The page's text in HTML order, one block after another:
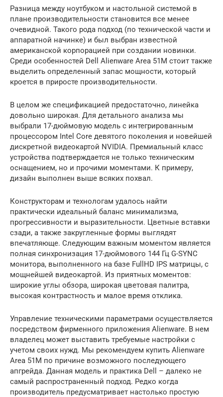
Разница между ноутбуком и настольной системой в
плане производительности становится все менее
очевидной. Такого рода подход (по технической части и
аппаратной начинке) и был выбран известной
американской корпорацией при создании новинки.
Среди особенностей Dell Alienware Area 51M стоит также
выделить определенный запас мощности, который
кроется в приросте производительности.
В целом же спецификацией предостаточно, линейка
довольно широкая. Для детального анализа мы
выбрали 17-дюймовую модель с интегрированным
процессором Intel Core девятого поколения и новейшей
дискретной видеокартой NVIDIA. Премиальный класс
устройства подтверждается не только техническим
оснащением, но и прочими моментами. К примеру,
дизайн выполнен выше всяких похвал.
Конструкторам и технологам удалось найти
практически идеальный баланс минимализма,
прогрессивности и выразительности. Цветные вставки
сзади, а также закругленные формы выглядят
впечатляюще. Следующим важным моментом является
полная синхронизация 17-дюймового 144 Гц G-SYNC
монитора, выполненного на базе FullHD IPS матрицы, с
мощнейшей видеокартой. Из приятных моментов:
широкие углы обзора, широкая цветовая палитра,
высокая контрастность и малое время отклика.
Управление техническими параметрами осуществляется
посредством фирменного приложения Alienware. В нем
владелец может выставить требуемые настройки с
учетом своих нужд. Мы рекомендуем купить Alienware
Area 51M по причине возможного последующего
апгрейда. Данная модель и практика Dell – далеко не
самый распространенный подход. Редко когда
производитель предусматривает настолько простую